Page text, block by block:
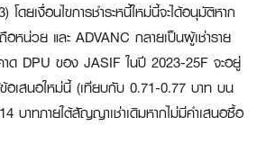
ยเงื่อนไขการชำระหนี้ใหม่นี้จะได้อนุมัติหาก
หน่วย และ ADVANC กลายเป็นผู้เช่าราย
ด DPU ของ JASIF ในปี 2023-25F จะอยู่
อเสนอใหม่นี้ (เทียบกับ 0.71-0.77 บาท บน
บาทภายใต้สัญญาเช่าเดิมหากไม่มีคำเสนอซื้อ